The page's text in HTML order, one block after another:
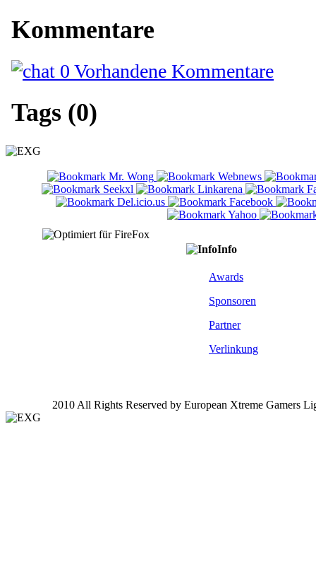
Kommentare
0 Vorhandene Kommentare
Tags (0)
Info
Awards
Sponsoren
Partner
Verlinkung
2010 All Rights Reserved by European Xtreme Gamers